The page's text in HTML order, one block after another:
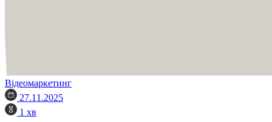
Відеомаркетинг
27.11.2025
1 хв